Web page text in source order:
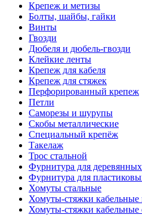
Крепеж и метизы
Болты, шайбы, гайки
Винты
Гвозди
Дюбеля и дюбель-гвозди
Клейкие ленты
Крепеж для кабеля
Крепеж для стяжек
Перфорированный крепеж
Петли
Саморезы и шурупы
Скобы металлические
Специальный крепёж
Такелаж
Трос стальной
Фурнитура для
Фурнитура для
Хомуты стальные
Хомуты-стяжки кабельные
Хомуты-стяжки кабельные